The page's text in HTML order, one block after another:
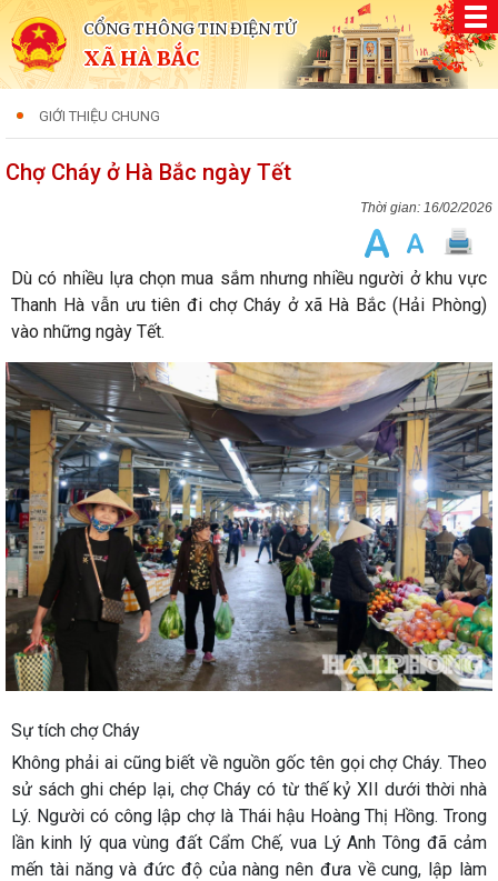
CỔNG THÔNG TIN ĐIỆN TỬ
XÃ HÀ BẮC
GIỚI THIỆU CHUNG
Chợ Cháy ở Hà Bắc ngày Tết
16/02/2026
Dù có nhiều lựa chọn mua sắm nhưng nhiều người ở khu vực
Thanh Hà vẫn ưu tiên đi chợ Cháy ở xã Hà Bắc (Hải Phòng)
vào những ngày Tết.
Sự tích chợ Cháy
Không phải ai cũng biết về nguồn gốc tên gọi chợ Cháy. Theo
sử sách ghi chép lại, chợ Cháy có từ thế kỷ XII dưới thời nhà
Lý. Người có công lập chợ là Thái hậu Hoàng Thị Hồng. Trong
lần kinh lý qua vùng đất Cẩm Chế, vua Lý Anh Tông đã cảm
mến tài năng và đức độ của nàng nên đưa về cung, lập làm